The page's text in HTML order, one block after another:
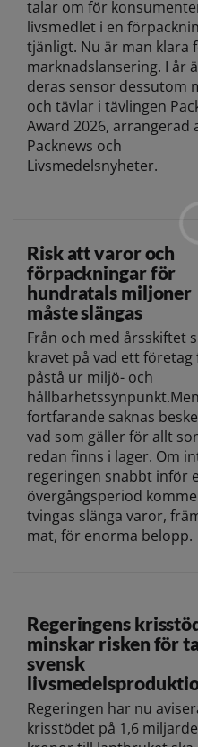
talar om för
livsmedlet i en
tjänligt. Nu är man klara
marknadslansering. I år
deras sensor dessutom
och tävlar i tävlingen
Award 2026, arrangerad
Packnews och
Livsmedelsnyheter.
Risk att varor och
förpackningar för
hundratals miljoner
måste slängas
Från och med årsskiftet
kravet på vad ett företag
påstå ur miljö- och
hållbarhetssynpunkt.Men
fortfarande saknas
vad som gäller för allt
redan finns i lager. Om
regeringen snabbt inför
övergångsperiod
tvingas slänga varor,
mat, för enorma belopp.
Regeringens
minskar risken för
svensk
Regeringen har nu
krisstödet på 1,6